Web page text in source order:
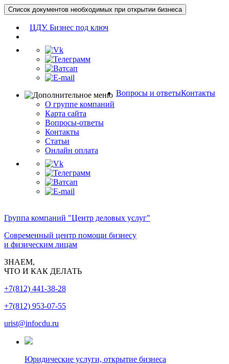
Список документов необходимых при открытии бизнеса
ЦДУ. Бизнес под ключ
Вопросы и ответыКонтакты
О группе компаний
Карта сайта
Вопросы-ответы
Контакты
Статьи
Онлайн оплата
Группа компаний "Центр деловых услуг"
Современный центр помощи бизнесу
и физическим лицам
ЗНАЕМ,
ЧТО И КАК ДЕЛАТЬ
+7(812) 441-38-28
+7(812) 953-07-55
urist@infocdu.ru
Юридические услуги, открытие бизнеса